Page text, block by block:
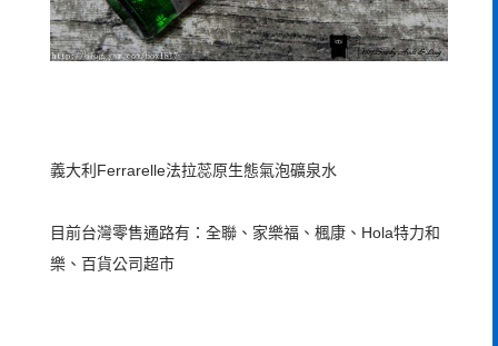
義大利Ferrarelle法拉蕊原生態氣泡礦泉水
目前台灣零售通路有：全聯、家樂福、楓康、Hola特力和
樂、百貨公司超市